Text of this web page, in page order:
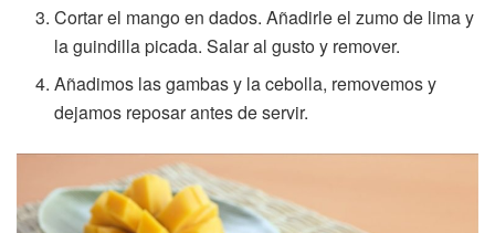
Cortar el mango en dados. Añadirle el zumo de lima y
la guindilla picada. Salar al gusto y remover.
Añadimos las gambas y la cebolla, removemos y
dejamos reposar antes de servir.